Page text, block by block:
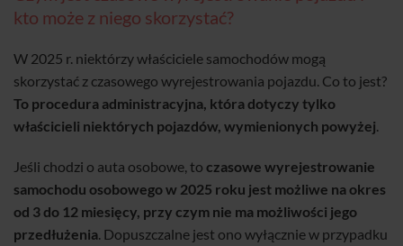
kto może z niego skorzystać?
W 2025 r. niektórzy właściciele samochodów mogą
skorzystać z czasowego wyrejestrowania pojazdu. Co to jest?
To procedura administracyjna, która dotyczy tylko
właścicieli niektórych pojazdów, wymienionych powyżej.
Jeśli chodzi o auta osobowe, to czasowe wyrejestrowanie
samochodu osobowego w 2025 roku jest możliwe na okres
od 3 do 12 miesięcy, przy czym nie ma możliwości jego
przedłużenia. Dopuszczalne jest ono wyłącznie w przypadku